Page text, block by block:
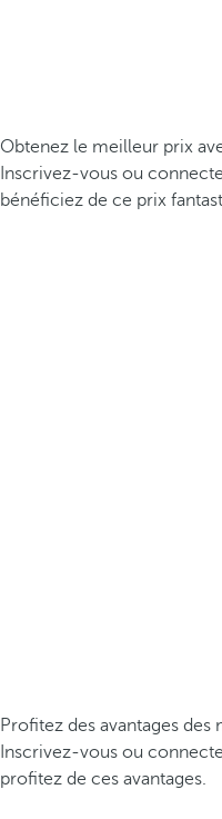
Obtenez le meilleur prix
Inscrivez-vous ou
bénéficiez de ce prix
Profitez des avantages
Inscrivez-vous ou
profitez de ces avantages.